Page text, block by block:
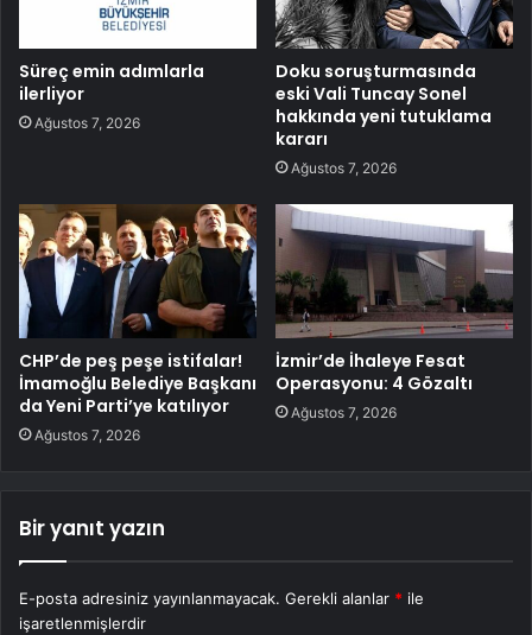
Süreç emin adımlarla
ilerliyor
Ağustos 7, 2026
Doku soruşturmasında
eski Vali Tuncay Sonel
hakkında yeni tutuklama
kararı
Ağustos 7, 2026
CHP’de peş peşe istifalar!
İmamoğlu Belediye Başkanı
da Yeni Parti’ye katılıyor
Ağustos 7, 2026
İzmir’de İhaleye Fesat
Operasyonu: 4 Gözaltı
Ağustos 7, 2026
Bir yanıt yazın
E-posta adresiniz yayınlanmayacak. Gerekli alanlar * ile
işaretlenmişlerdir